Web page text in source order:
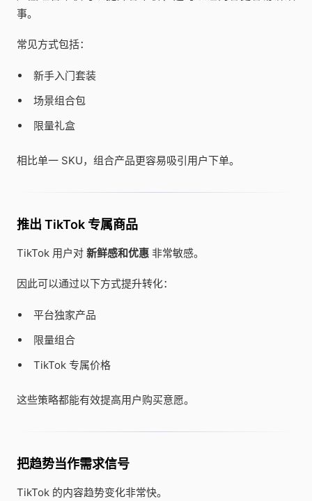
事。
常见方式包括：
新手入门套装
场景组合包
限量礼盒
相比单一 SKU，组合产品更容易吸引用户下单。
推出 TikTok 专属商品
TikTok 用户对 新鲜感和优惠 非常敏感。
因此可以通过以下方式提升转化：
平台独家产品
限量组合
TikTok 专属价格
这些策略都能有效提高用户购买意愿。
把趋势当作需求信号
TikTok 的内容趋势变化非常快。